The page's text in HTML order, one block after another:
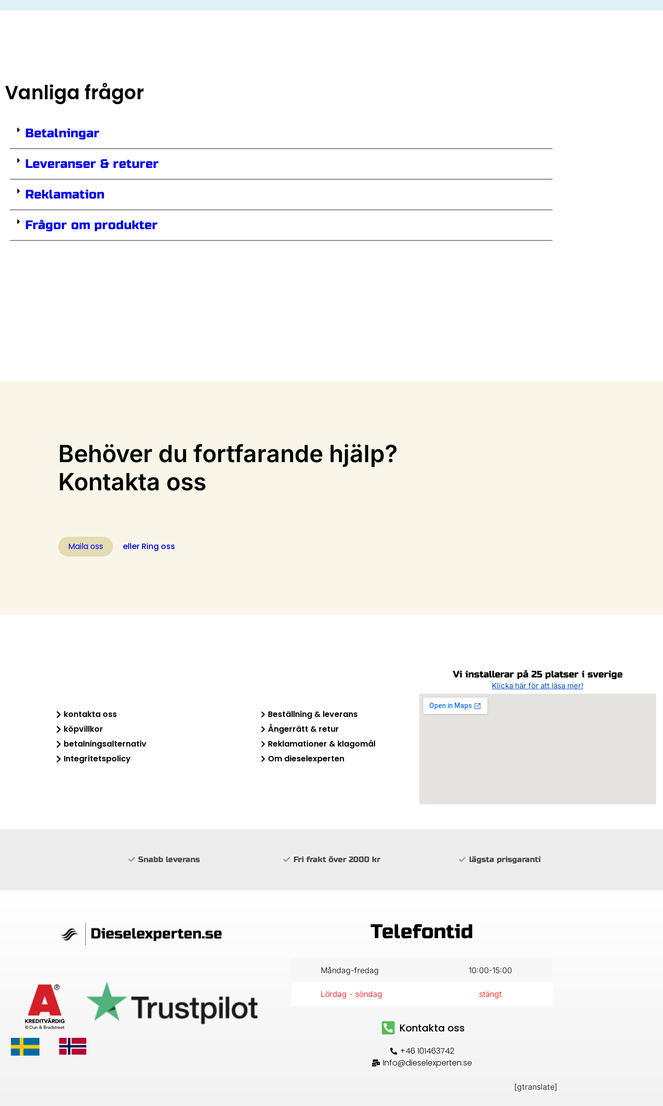
Vanliga frågor
Betalningar
Leveranser & returer
Reklamation
Frågor om produkter
Behöver du fortfarande hjälp?
Kontakta oss
Maila oss eller Ring oss
kontakta oss
köpvillkor
betalningsalternativ
Integritetspolicy
Beställning & leverans
Ångerrätt & retur​
Reklamationer & klagomål
Om dieselexperten
Vi installerar på 25 platser i sverige
Klicka här för att läsa mer!
Snabb leverans Fri frakt över 2000 kr lägsta prisgaranti
Telefontid
Måndag-fredag 10:00-15:00
Lördag - söndag stängt
Kontakta oss
+46 101463742
Info@dieselexperten.se
[gtranslate]